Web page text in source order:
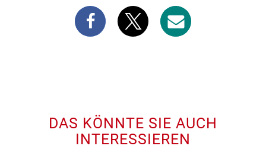
DAS KÖNNTE SIE AUCH
INTERESSIEREN